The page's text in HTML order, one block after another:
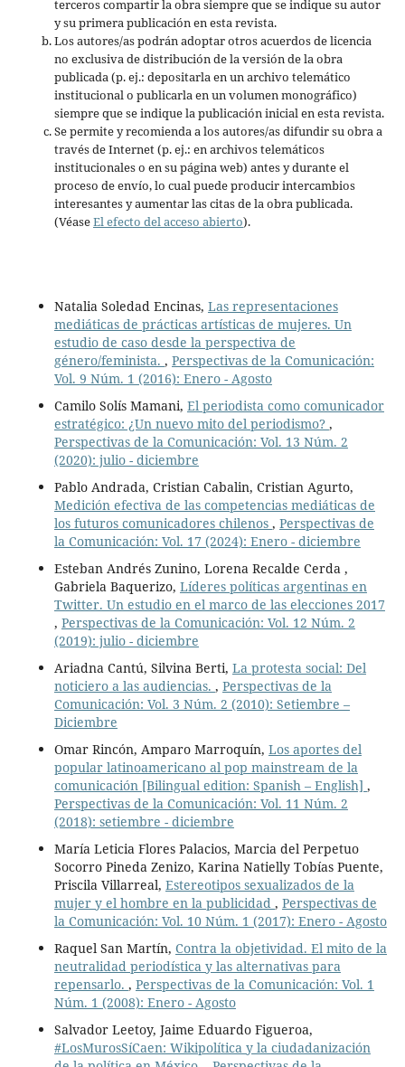
terceros compartir la obra siempre que se indique su autor
y su primera publicación en esta revista.
Los autores/as podrán adoptar otros acuerdos de licencia
no exclusiva de distribución de la versión de la obra
publicada (p. ej.: depositarla en un archivo telemático
institucional o publicarla en un volumen monográfico)
siempre que se indique la publicación inicial en esta revista.
Se permite y recomienda a los autores/as difundir su obra a
través de Internet (p. ej.: en archivos telemáticos
institucionales o en su página web) antes y durante el
proceso de envío, lo cual puede producir intercambios
interesantes y aumentar las citas de la obra publicada.
(VéaseEl efecto del acceso abierto).
Natalia Soledad Encinas, Las representaciones
mediáticas de prácticas artísticas de mujeres. Un
estudio de caso desde la perspectiva de
género/feminista. , Perspectivas de la Comunicación:
Vol. 9 Núm. 1 (2016): Enero - Agosto
Camilo Solís Mamani, El periodista como comunicador
estratégico: ¿Un nuevo mito del periodismo? ,
Perspectivas de la Comunicación: Vol. 13 Núm. 2
(2020): julio - diciembre
Pablo Andrada, Cristian Cabalin, Cristian Agurto,
Medición efectiva de las competencias mediáticas de
los futuros comunicadores chilenos , Perspectivas de
la Comunicación: Vol. 17 (2024): Enero - diciembre
Esteban Andrés Zunino, Lorena Recalde Cerda ,
Gabriela Baquerizo, Líderes políticas argentinas en
Twitter. Un estudio en el marco de las elecciones 2017
, Perspectivas de la Comunicación: Vol. 12 Núm. 2
(2019): julio - diciembre
Ariadna Cantú, Silvina Berti, La protesta social: Del
noticiero a las audiencias. , Perspectivas de la
Comunicación: Vol. 3 Núm. 2 (2010): Setiembre –
Diciembre
Omar Rincón, Amparo Marroquín, Los aportes del
popular latinoamericano al pop mainstream de la
comunicación [Bilingual edition: Spanish – English] ,
Perspectivas de la Comunicación: Vol. 11 Núm. 2
(2018): setiembre - diciembre
María Leticia Flores Palacios, Marcia del Perpetuo
Socorro Pineda Zenizo, Karina Natielly Tobías Puente,
Priscila Villarreal, Estereotipos sexualizados de la
mujer y el hombre en la publicidad , Perspectivas de
la Comunicación: Vol. 10 Núm. 1 (2017): Enero - Agosto
Raquel San Martín, Contra la objetividad. El mito de la
neutralidad periodística y las alternativas para
repensarlo. , Perspectivas de la Comunicación: Vol. 1
Núm. 1 (2008): Enero - Agosto
Salvador Leetoy, Jaime Eduardo Figueroa,
#LosMurosSíCaen: Wikipolítica y la ciudadanización